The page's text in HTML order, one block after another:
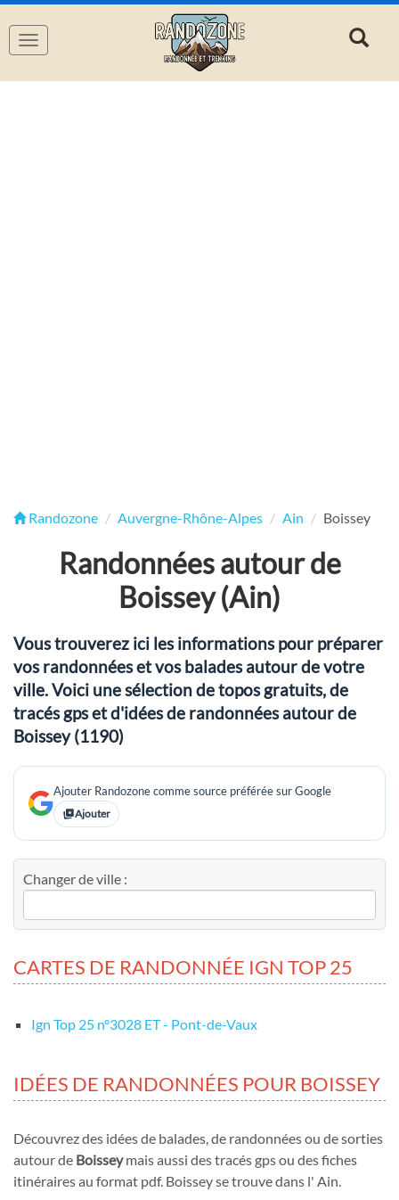
Navigation
Randozone Auvergne-Rhône-Alpes Ain Boissey
Randonnées autour de
Boissey (Ain)
Vous trouverez ici les informations pour préparer
vos randonnées et vos balades autour de votre
ville. Voici une sélection de topos gratuits, de
tracés gps et d'idées de randonnées autour de
Boissey (1190)
Ajouter Randozone comme source préférée sur Google
Ajouter
Changer de ville :
CARTES DE RANDONNÉE IGN TOP 25
Ign Top 25 nº3028 ET - Pont-de-Vaux
IDÉES DE RANDONNÉES POUR BOISSEY
Découvrez des idées de balades, de randonnées ou de sorties
autour de Boisseymais aussi des tracés gps ou des fiches
itinéraires au format pdf. Boissey se trouve dans l' Ain.